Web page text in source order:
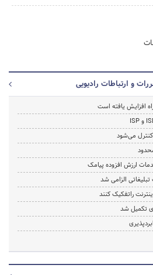
و ارتباطات رادیویی
افزایش یافته است
می‌شود
ارزش افزوده پیامک
الزامی شد
راتفکیک کنند